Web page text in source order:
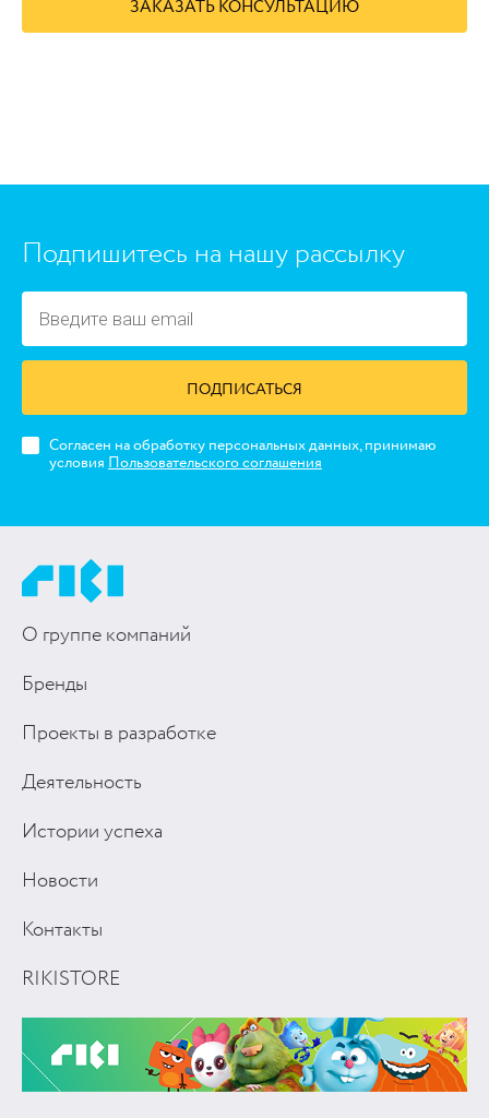
ЗАКАЗАТЬ КОНСУЛЬТАЦИЮ
Подпишитесь на нашу рассылку
ПОДПИСАТЬСЯ
Согласен на обработку персональных данных, принимаю
условия Пользовательского соглашения
О группе компаний
Бренды
Проекты в разработке
Деятельность
Истории успеха
Новости
Контакты
RIKISTORE